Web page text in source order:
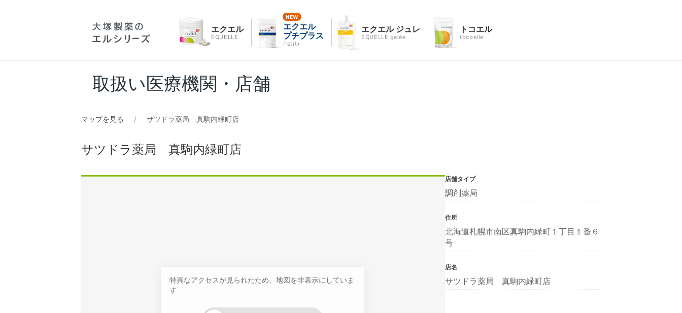
エクエル
EQUELLE
エクエル
プチプラス
Petit+
エクエル ジュレ
EQUELLE gelée
トコエル
tocoelle
取扱い医療機関・店舗
マップを見る サツドラ薬局 真駒内緑町店
サツドラ薬局 真駒内緑町店
特異なアクセスが見られたため、地図を非表示にしていま
す
店舗タイプ
調剤薬局
住所
北海道札幌市南区真駒内緑町１丁目１番６
号
店名
サツドラ薬局 真駒内緑町店